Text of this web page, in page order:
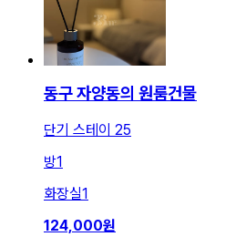
동구 자양동의 원룸건물
단기 스테이 25
방1
화장실1
124,000원